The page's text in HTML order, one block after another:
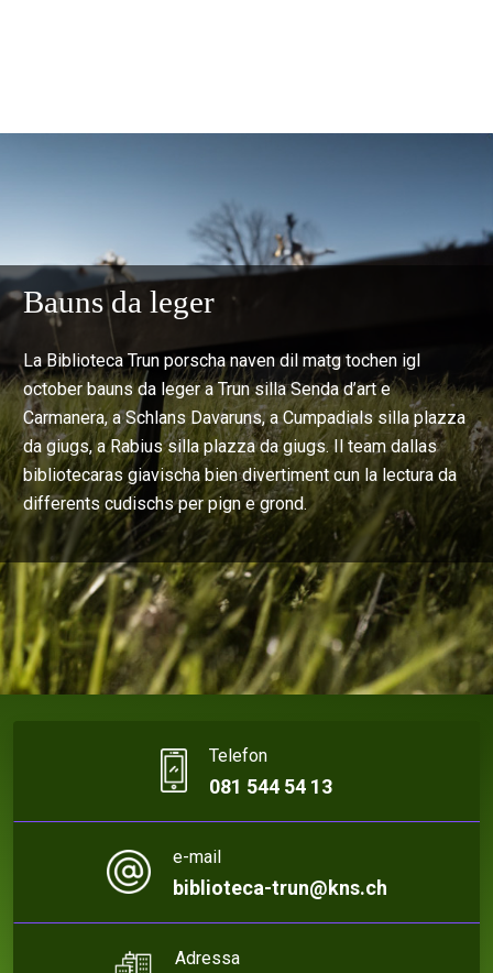
Bauns da leger
La Biblioteca Trun porscha naven dil matg tochen igl
october bauns da leger a Trun silla Senda d’art e
Carmanera, a Schlans Davaruns, a Cumpadials silla plazza
da giugs, a Rabius silla plazza da giugs. Il team dallas
bibliotecaras giavischa bien divertiment cun la lectura da
differents cudischs per pign e grond.
Telefon
081 544 54 13
e-mail
biblioteca-trun@kns.ch
Adressa